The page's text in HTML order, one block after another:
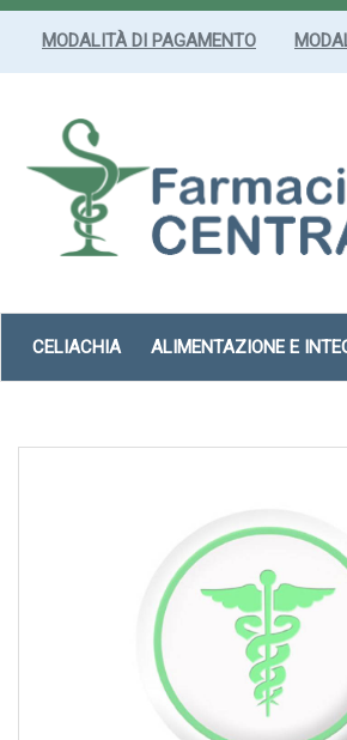
Passa
MODALITÀ DI PAGAMENTO
CELIACHIA ALIMENTAZIONE E